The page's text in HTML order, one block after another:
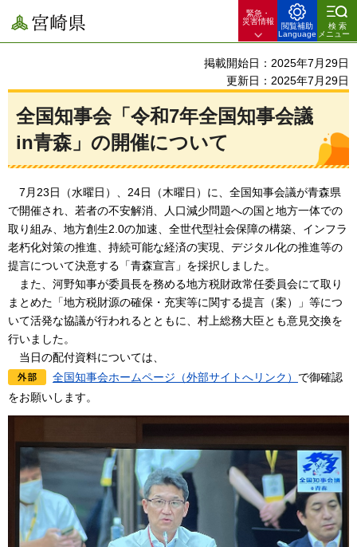
宮崎県
緊急・
災害情報
閲覧補助
Language
検索
メニュー
掲載開始日：2025年7月29日
更新日：2025年7月29日
全国知事会「令和7年全国知事会議
in青森」の開催について
7月23日（水曜日）、24日（木曜日）に、全国知事会議が青森県
で開催され、 若者の不安解消、人口減少問題への国と地方一体での
取り組み、地方創生2.0の加速、全世代型社会保障の構築、インフラ
老朽化対策の推進、持続可能な経済の実現、デジタル化の推進等の
提言について決意する「青森宣言」を採択しました。
また、 河野知事が委員長を務める地方税財政常任委員会にて取り
まとめた「地方税財源の確保・充実等に関する提言（案）」等につ
いて活発な協議が行われるとともに、村上総務大臣とも意見交換を
行いました。
当日の配付資料については、
全国知事会ホームページ（外部サイトへリンク） で御確認
をお願いします。